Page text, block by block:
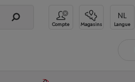
Compte Magasins Langue